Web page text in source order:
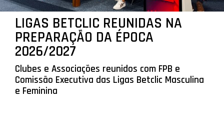
LIGAS BETCLIC REUNIDAS NA
PREPARAÇÃO DA ÉPOCA
2026/2027
Clubes e Associações reunidos com FPB e
Comissão Executiva das Ligas Betclic Masculina
e Feminina